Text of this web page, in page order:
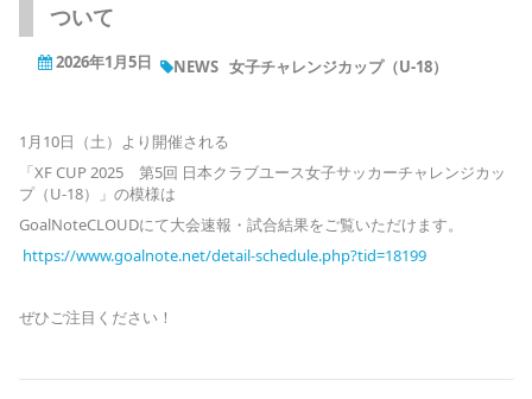
ついて
2026年1月5日 NEWS 女子チャレンジカップ（U-18）
1月10日（土）より開催される
「XF CUP 2025 第5回 日本クラブユース女子サッカーチャレンジカッ
プ（U-18）」の模様は
GoalNoteCLOUDにて大会速報・試合結果をご覧いただけます。
https://www.goalnote.net/detail-schedule.php?tid=18199
ぜひご注目ください！